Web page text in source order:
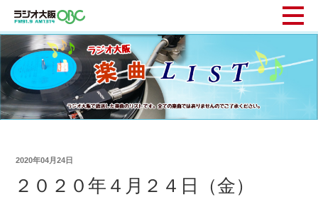
2020年04月24日
２０２０年４月２４日（金）